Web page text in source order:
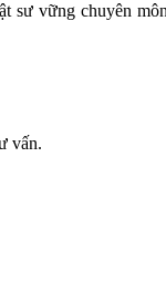
vững chuyên
vấn.